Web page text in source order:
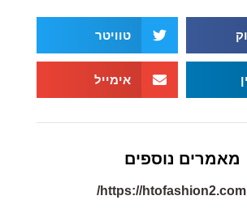
טוויטר
אימייל
מאמרים נוספים